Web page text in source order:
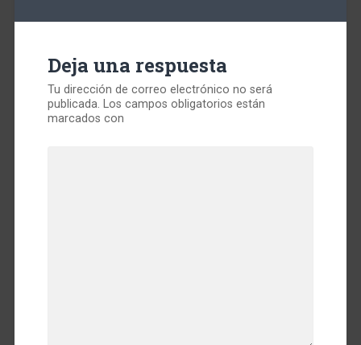
Deja una respuesta
Tu dirección de correo electrónico no será
publicada. Los campos obligatorios están
marcados con